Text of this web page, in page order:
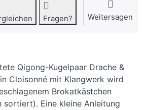
Fragen? Weitersagen
Qigong-Kugelpaar Drache &
Cloisonné mit Klangwerk wird
Brokatkästchen
Eine kleine Anleitung